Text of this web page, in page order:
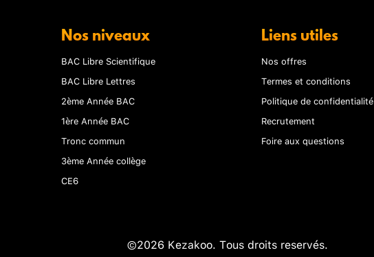
Nos niveaux
BAC Libre Scientifique
BAC Libre Lettres
2ème Année BAC
1ère Année BAC
Tronc commun
3ème Année collège
CE6
Liens utiles
Nos offres
Termes et conditions
Politique de confidentialité
Recrutement
Foire aux questions
©2026 Kezakoo. Tous droits reservés.